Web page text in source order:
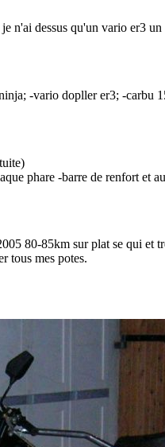
n'ai dessus qu'un vario er3
-vario dopller er3; -carbu
phare -barre de renfort et
80-85km sur plat se qui et
tous mes potes.